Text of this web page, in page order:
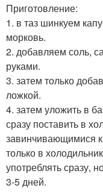
Приготовление:
1. в таз шинкуем
морковь.
2. добавляем соль,
руками.
3. затем только
ложкой.
4. затем уложить в
сразу поставить в
завинчивающимися
только в
употреблять сразу,
3-5 дней.